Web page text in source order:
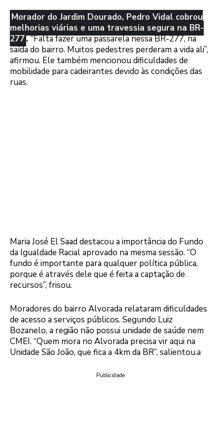
Morador do Jardim Dourado, Pedro Vidal cobrou
melhorias viárias e uma travessia segura na BR-
277.“Falta fazer uma passarela nessa BR-277, na
saída do bairro. Muitos pedestres perderam a vida ali”,
afirmou. Ele também mencionou dificuldades de
mobilidade para cadeirantes devido às condições das
ruas.
Maria José El Saad destacou a importância do Fundo
da Igualdade Racial aprovado na mesma sessão. “O
fundo é importante para qualquer política pública,
porque é através dele que é feita a captação de
recursos”, frisou.
Moradores do bairro Alvorada relataram dificuldades
de acesso a serviços públicos. Segundo Luiz
Bozanelo, a região não possui unidade de saúde nem
CMEI. “Quem mora no Alvorada precisa vir aqui na
Unidade São João, que fica a 4km da BR”, salientou.a
Publicidade